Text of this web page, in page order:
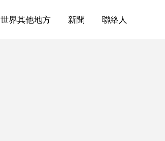
世界其他地方 新聞 聯絡人